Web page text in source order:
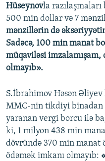
Hüseynovla
500 min dollar və 7
mənzillərin də
Sadəcə, 100 min manat
müqaviləsi imzalamışam,
olmayıb».
S.İbrahimov Həsən Əliyev
MMC-nin tikdiyi binadan
yaranan vergi borcu ilə
ki, 1 milyon 438 min
dövründə 370 min manat
ödəmək imkanı olmayıb: